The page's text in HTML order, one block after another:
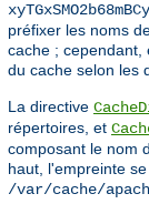
préfixer les noms
cache ; cependant,
du cache selon les
La directive
répertoires, et
composant le nom
haut, l'empreinte
/var/cache/